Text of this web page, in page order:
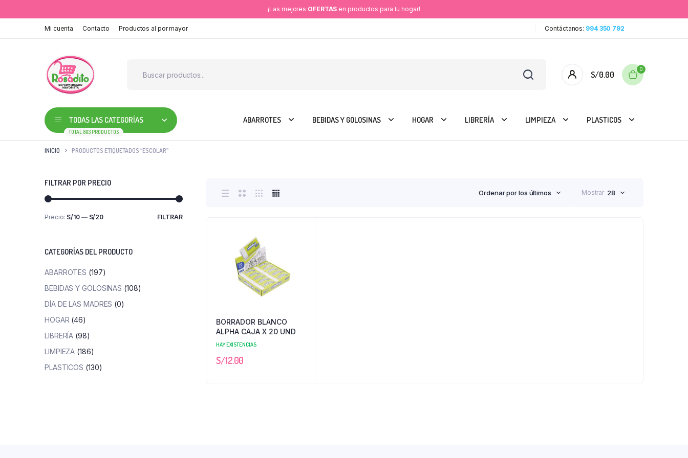
¡Las mejores OFERTAS en productos para tu hogar!
Mi cuenta Contacto Productos al por mayor Contáctanos: 994 350 792
S/0.00
0
TODAS LAS CATEGORÍAS
TOTAL 803 PRODUCTOS
ABARROTES BEBIDAS Y GOLOSINAS HOGAR LIBRERÍA LIMPIEZA PLASTICOS
INICIO PRODUCTOS ETIQUETADOS “ESCOLAR”
Ordenar por los últimos Mostrar 28
BORRADOR BLANCO
ALPHA CAJA X 20 UND
HAY EXISTENCIAS
S/12.00
FILTRAR POR PRECIO
Precio
Precio
FILTRAR
Precio: S/10— S/20
CATEGORÍAS DEL PRODUCTO
ABARROTES (197)
BEBIDAS Y GOLOSINAS (108)
DÍA DE LAS MADRES (0)
HOGAR (46)
LIBRERÍA (98)
LIMPIEZA (186)
PLASTICOS (130)